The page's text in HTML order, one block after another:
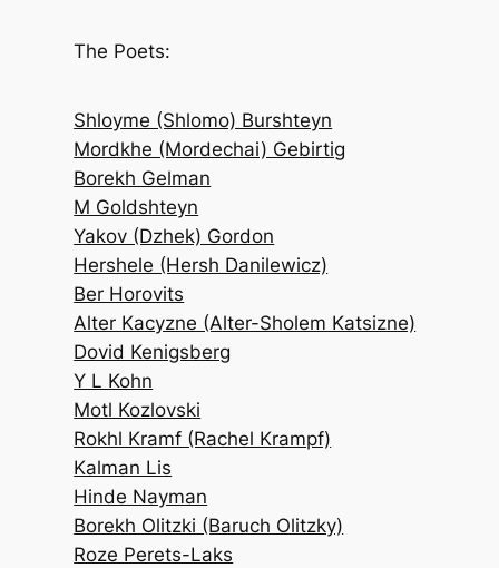
c
The Poets:
Shloyme (Shlomo) Burshteyn
Mordkhe (Mordechai) Gebirtig
Borekh Gelman
M Goldshteyn
Yakov (Dzhek) Gordon
Hershele (Hersh Danilewicz)
Ber Horovits
Alter Kacyzne (Alter-Sholem Katsizne)
Dovid Kenigsberg
Y L Kohn
Motl Kozlovski
Rokhl Kramf (Rachel Krampf)
Kalman Lis
Hinde Nayman
Borekh Olitzki (Baruch Olitzky)
Roze Perets-Laks